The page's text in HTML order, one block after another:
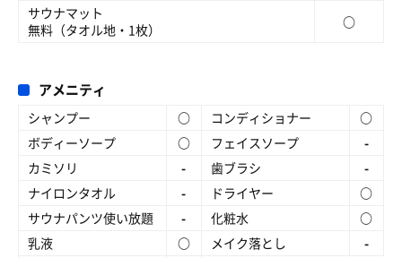
サウナマット
無料（タオル地・1枚）
○
アメニティ
シャンプー ○ コンディショナー
○
ボディーソープ
○ フェイスソープ
-
カミソリ
- 歯ブラシ
-
ナイロンタオル
- ドライヤー
○
サウナパンツ使い放題
- 化粧水
○
乳液
○ メイク落とし
-